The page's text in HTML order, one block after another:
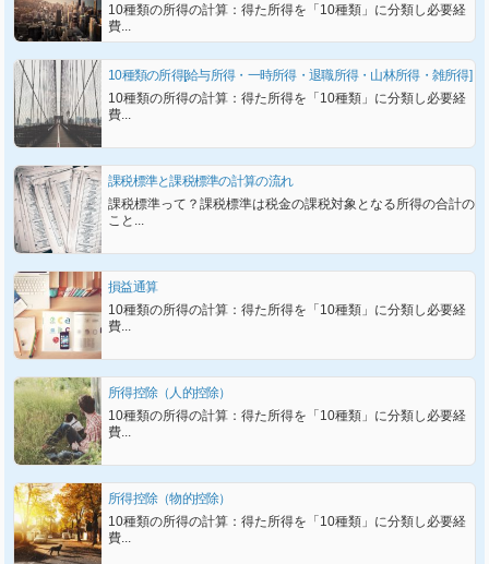
10種類の所得の計算：得た所得を「10種類」に分類し必要経
費...
10種類の所得[給与所得・一時所得・退職所得・山林所得・雑所得]
10種類の所得の計算：得た所得を「10種類」に分類し必要経
費...
課税標準と課税標準の計算の流れ
課税標準って？課税標準は税金の課税対象となる所得の合計の
こと...
損益通算
10種類の所得の計算：得た所得を「10種類」に分類し必要経
費...
所得控除（人的控除）
10種類の所得の計算：得た所得を「10種類」に分類し必要経
費...
所得控除（物的控除）
10種類の所得の計算：得た所得を「10種類」に分類し必要経
費...